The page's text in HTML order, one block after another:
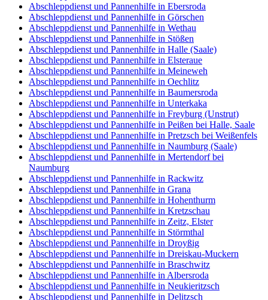
Abschleppdienst und Pannenhilfe in Ebersroda
Abschleppdienst und Pannenhilfe in Görschen
Abschleppdienst und Pannenhilfe in Wethau
Abschleppdienst und Pannenhilfe in Stößen
Abschleppdienst und Pannenhilfe in Halle (Saale)
Abschleppdienst und Pannenhilfe in Elsteraue
Abschleppdienst und Pannenhilfe in Meineweh
Abschleppdienst und Pannenhilfe in Oechlitz
Abschleppdienst und Pannenhilfe in Baumersroda
Abschleppdienst und Pannenhilfe in Unterkaka
Abschleppdienst und Pannenhilfe in Freyburg (Unstrut)
Abschleppdienst und Pannenhilfe in Peißen bei Halle, Saale
Abschleppdienst und Pannenhilfe in Pretzsch bei Weißenfels
Abschleppdienst und Pannenhilfe in Naumburg (Saale)
Abschleppdienst und Pannenhilfe in Mertendorf bei
Naumburg
Abschleppdienst und Pannenhilfe in Rackwitz
Abschleppdienst und Pannenhilfe in Grana
Abschleppdienst und Pannenhilfe in Hohenthurm
Abschleppdienst und Pannenhilfe in Kretzschau
Abschleppdienst und Pannenhilfe in Zeitz, Elster
Abschleppdienst und Pannenhilfe in Störmthal
Abschleppdienst und Pannenhilfe in Droyßig
Abschleppdienst und Pannenhilfe in Dreiskau-Muckern
Abschleppdienst und Pannenhilfe in Braschwitz
Abschleppdienst und Pannenhilfe in Albersroda
Abschleppdienst und Pannenhilfe in Neukieritzsch
Abschleppdienst und Pannenhilfe in Delitzsch